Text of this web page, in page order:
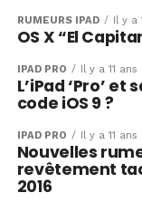
RUMEURS IPAD Il y a
OS X “El
IPAD PRO Il y a 11 ans
L’iPad ‘Pro’
code iOS 9 ?
IPAD PRO Il y a 11 ans
Nouvelles
revêtement
2016